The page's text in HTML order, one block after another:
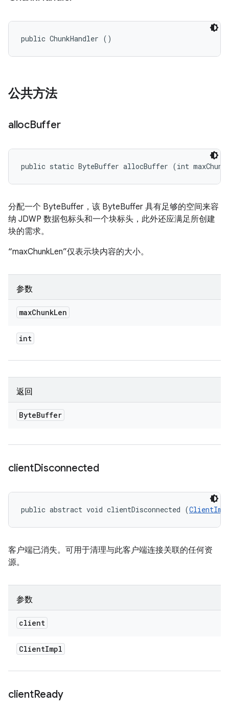
public ChunkHandler ()
公共方法
allocBuffer
public static ByteBuffer allocBuffer (int
分配一个 ByteBuffer，该 ByteBuffer 具有足够的空间来容
纳 JDWP 数据包标头和一个块标头，此外还应满足所创建
块的需求。
“maxChunkLen”仅表示块内容的大小。
参数
maxChunkLen
int
返回
ByteBuffer
clientDisconnected
public abstract void clientDisconnected (
客户端已消失。可用于清理与此客户端连接关联的任何资
源。
参数
client
ClientImpl
clientReady